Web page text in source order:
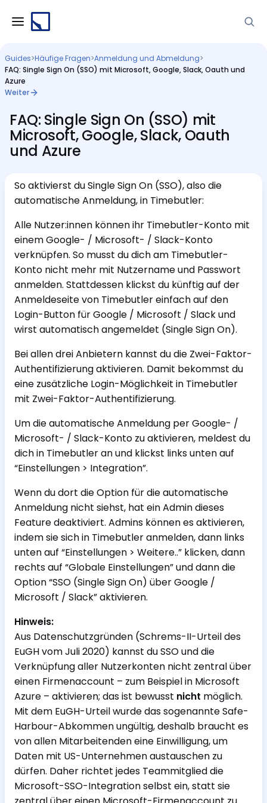
Guides>Häufige Fragen>Anmeldung und Abmeldung>
FAQ: Single Sign On (SSO) mit Microsoft, Google, Slack, Oauth und
Azure
Weiter
FAQ: Single Sign On (SSO) mit
Microsoft, Google, Slack, Oauth
und Azure
So aktivierst du Single Sign On (SSO), also die
automatische Anmeldung, in Timebutler:
Alle Nutzer:innen können ihr Timebutler-Konto mit
einem Google- / Microsoft- / Slack-Konto
verknüpfen. So musst du dich am Timebutler-
Konto nicht mehr mit Nutzername und Passwort
anmelden. Stattdessen klickst du künftig auf der
Anmeldeseite von Timebutler einfach auf den
Login-Button für Google / Microsoft / Slack und
wirst automatisch angemeldet (Single Sign On).
Bei allen drei Anbietern kannst du die Zwei-Faktor-
Authentifizierung aktivieren. Damit bekommst du
eine zusätzliche Login-Möglichkeit in Timebutler
mit Zwei-Faktor-Authentifizierung.
Um die automatische Anmeldung per Google- /
Microsoft- / Slack-Konto zu aktivieren, meldest du
dich in Timebutler an und klickst links unten auf
“Einstellungen > Integration”.
Wenn du dort die Option für die automatische
Anmeldung nicht siehst, hat ein Admin dieses
Feature deaktiviert. Admins können es aktivieren,
indem sie sich in Timebutler anmelden, dann links
unten auf “Einstellungen > Weitere..” klicken, dann
rechts auf “Globale Einstellungen” und dann die
Option “SSO (Single Sign On) über Google /
Microsoft / Slack” aktivieren.
Hinweis:
Aus Datenschutzgründen (Schrems-II-Urteil des
EuGH vom Juli 2020) kannst du SSO und die
Verknüpfung aller Nutzerkonten nicht zentral über
einen Firmenaccount – zum Beispiel in Microsoft
Azure – aktivieren; das ist bewusst nicht möglich.
Mit dem EuGH-Urteil wurde das sogenannte Safe-
Harbour-Abkommen ungültig, deshalb braucht es
von allen Mitarbeitenden eine Einwilligung, um
Daten mit US-Unternehmen austauschen zu
dürfen. Daher richtet jedes Teammitglied die
Microsoft-SSO-Integration selbst ein, statt sie